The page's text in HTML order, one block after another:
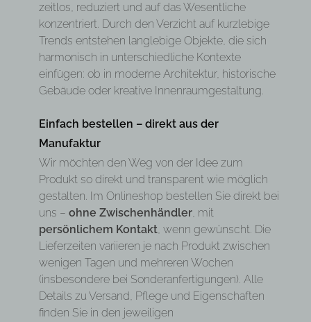
zeitlos, reduziert und auf das Wesentliche
konzentriert. Durch den Verzicht auf kurzlebige
Trends entstehen langlebige Objekte, die sich
harmonisch in unterschiedliche Kontexte
einfügen: ob in moderne Architektur, historische
Gebäude oder kreative Innenraumgestaltung.
Einfach bestellen – direkt aus der
Manufaktur
Wir möchten den Weg von der Idee zum
Produkt so direkt und transparent wie möglich
gestalten. Im Onlineshop bestellen Sie direkt bei
uns – ohne Zwischenhändler, mit
persönlichem Kontakt, wenn gewünscht. Die
Lieferzeiten variieren je nach Produkt zwischen
wenigen Tagen und mehreren Wochen
(insbesondere bei Sonderanfertigungen). Alle
Details zu Versand, Pflege und Eigenschaften
finden Sie in den jeweiligen